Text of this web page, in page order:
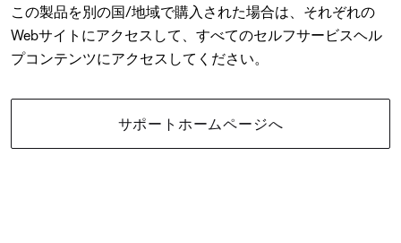
この製品を別の国/地域で購入された場合は、それぞれの
Webサイトにアクセスして、すべてのセルフサービスヘル
プコンテンツにアクセスしてください。
サポートホームページへ